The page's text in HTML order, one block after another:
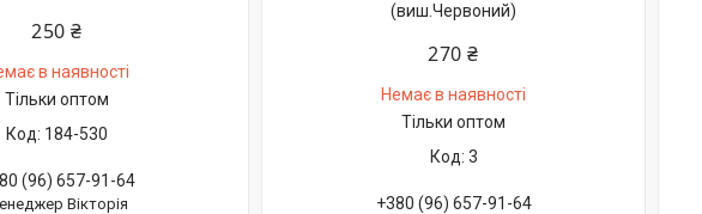
250 ₴
в наявності
Тільки оптом
184-530
(96) 657-91-64
Вікторія
(виш.Червоний)
270 ₴
Немає в наявності
Тільки оптом
3
+380 (96) 657-91-64